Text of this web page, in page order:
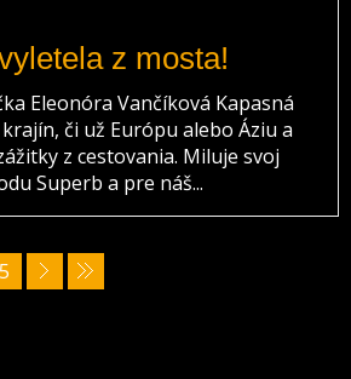
z mosta!
Eleonóra Vančíková Kapasná
či už Európu alebo Áziu a
z cestovania. Miluje svoj
Superb a pre náš...
5